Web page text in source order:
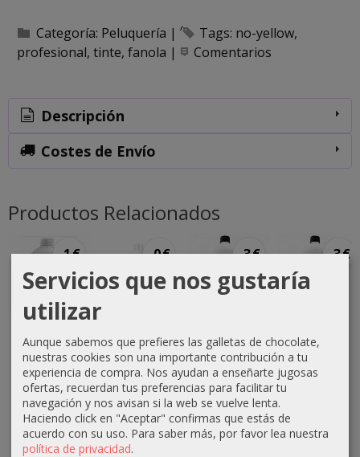
Categoría: Peluquería | Tags: no-yellow
profesional tinte fanola | Comentarios
Descripción
Costes de Envío
Productos Relacionados
-1 €
oxigenada
Techline
1000ml
20...
2,90 €
3,90 €
-0 €
oxigenada
Techline
75ml 40...
0,70 €
1,10 €
-3 €
oxigenada
Absoluk
1000ml
20...
3,50 €
6,50 €
-3 €
oxigenada
1000ml
Absoluk
6,50 €
Servicios que nos gustaría
utilizar
Aunque sabemos que prefieres las galletas de chocolate,
nuestras cookies son una importante contribución a tu
experiencia de compra. Nos ayudan a enseñarte jugosas
ofertas, recuerdan tus preferencias para facilitar tu
navegación y nos avisan si la web se vuelve lenta.
Haciendo click en "Aceptar" confirmas que estás de
acuerdo con su uso. Para saber más, por favor lea nuestra
política de privacidad.